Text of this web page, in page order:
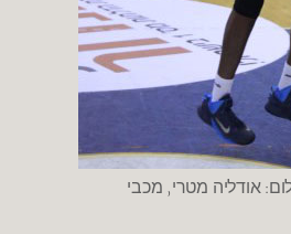
26 נקודות. צילום: אודליה מטרי, מכבי